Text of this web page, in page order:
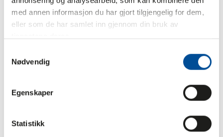
med annen informasjon du har gjort tilgjengelig for dem,
eller som de har samlet inn gjennom din bruk av
Nødvendig
Egenskaper
Statistikk